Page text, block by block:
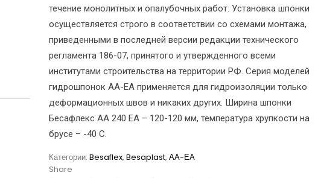
течение монолитных и опалубочных работ. Установка шпонки
осуществляется строго в соответствии со схемами монтажа,
приведенными в последней версии редакции технического
регламента 186-07, принятого и утвержденного всеми
институтами строительства на территории РФ. Серия моделей
гидрошпонок АА-ЕА применяется для гидроизоляции только
деформационных швов и никаких других. Ширина шпонки
Бесафлекс АА 240 ЕА – 120-120 мм, температура хрупкости на
брусе – -40 С.
Категории: Besaflex, Besaplast, АА-ЕА
Share